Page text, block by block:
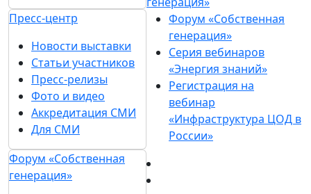
Пресс-центр
Новости выставки
Статьи участников
Пресс-релизы
Фото и видео
Аккредитация СМИ
Для СМИ
Форум «Собственная
генерация»
Форум «Собственная
генерация»
Серия вебинаров
«Энергия знаний»
Регистрация на
вебинар
«Инфраструктура ЦОД в
России»